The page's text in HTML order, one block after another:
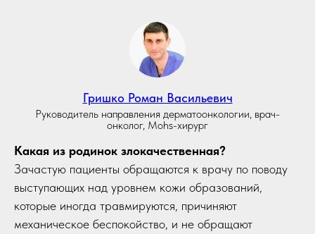
Гришко Роман Васильевич
Руководитель направления дерматоонкологии, врач-
онколог, Mohs-хирург
Какая из родинок злокачественная?
Зачастую пациенты обращаются к врачу по поводу
выступающих над уровнем кожи образований,
которые иногда травмируются, причиняют
механическое беспокойство, и не обращают